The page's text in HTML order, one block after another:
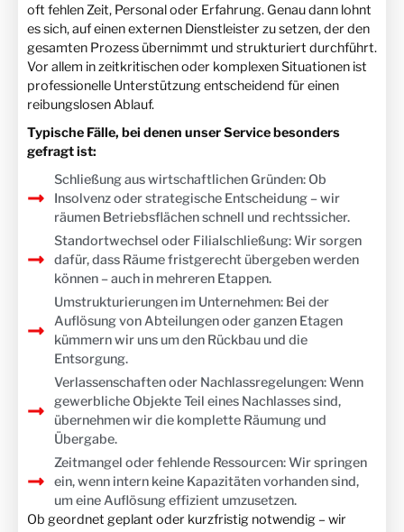
oft fehlen Zeit, Personal oder Erfahrung. Genau dann lohnt
es sich, auf einen externen Dienstleister zu setzen, der den
gesamten Prozess übernimmt und strukturiert durchführt.
Vor allem in zeitkritischen oder komplexen Situationen ist
professionelle Unterstützung entscheidend für einen
reibungslosen Ablauf.
Typische Fälle, bei denen unser Service besonders
gefragt ist:
Schließung aus wirtschaftlichen Gründen: Ob
Insolvenz oder strategische Entscheidung – wir
räumen Betriebsflächen schnell und rechtssicher.
Standortwechsel oder Filialschließung: Wir sorgen
dafür, dass Räume fristgerecht übergeben werden
können – auch in mehreren Etappen.
Umstrukturierungen im Unternehmen: Bei der
Auflösung von Abteilungen oder ganzen Etagen
kümmern wir uns um den Rückbau und die
Entsorgung.
Verlassenschaften oder Nachlassregelungen: Wenn
gewerbliche Objekte Teil eines Nachlasses sind,
übernehmen wir die komplette Räumung und
Übergabe.
Zeitmangel oder fehlende Ressourcen: Wir springen
ein, wenn intern keine Kapazitäten vorhanden sind,
um eine Auflösung effizient umzusetzen.
Ob geordnet geplant oder kurzfristig notwendig – wir